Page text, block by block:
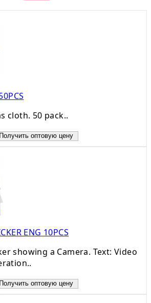
cloth. 50 pack..
Получить оптовую цену
ENG 10PCS
showing a Camera. Text: Video
Получить оптовую цену